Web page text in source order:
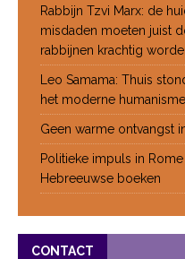
Rabbijn Tzvi Marx: de
misdaden moeten juist
rabbijnen krachtig
Leo Samama: Thuis
het moderne
Geen warme ontvangst
Politieke impuls in
Hebreeuwse boeken
CONTACT